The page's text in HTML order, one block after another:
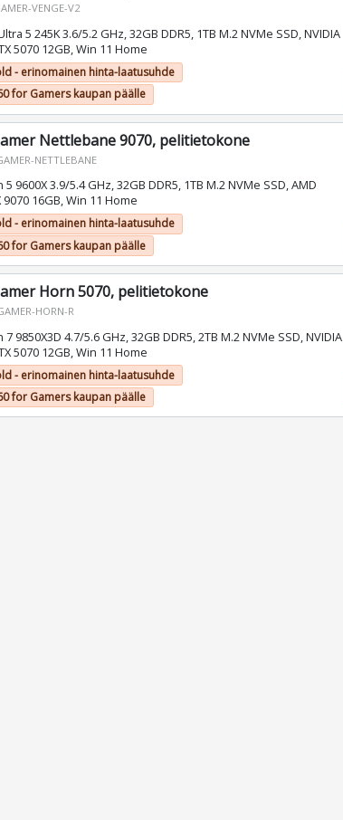
VENGE-V2
5 245K 3.6/5.2 GHz, 32GB DDR5, 1TB M.2 NVMe SSD, NVIDIA
5070 12GB, Win 11 Home
- erinomainen hinta-laatusuhde
for Gamers kaupan päälle
Nettlebane 9070, pelitietokone
NETTLEBANE
5 9600X 3.9/5.4 GHz, 32GB DDR5, 1TB M.2 NVMe SSD, AMD
9070 16GB, Win 11 Home
- erinomainen hinta-laatusuhde
for Gamers kaupan päälle
Horn 5070, pelitietokone
HORN-R
7 9850X3D 4.7/5.6 GHz, 32GB DDR5, 2TB M.2 NVMe SSD, NVIDIA
5070 12GB, Win 11 Home
- erinomainen hinta-laatusuhde
for Gamers kaupan päälle